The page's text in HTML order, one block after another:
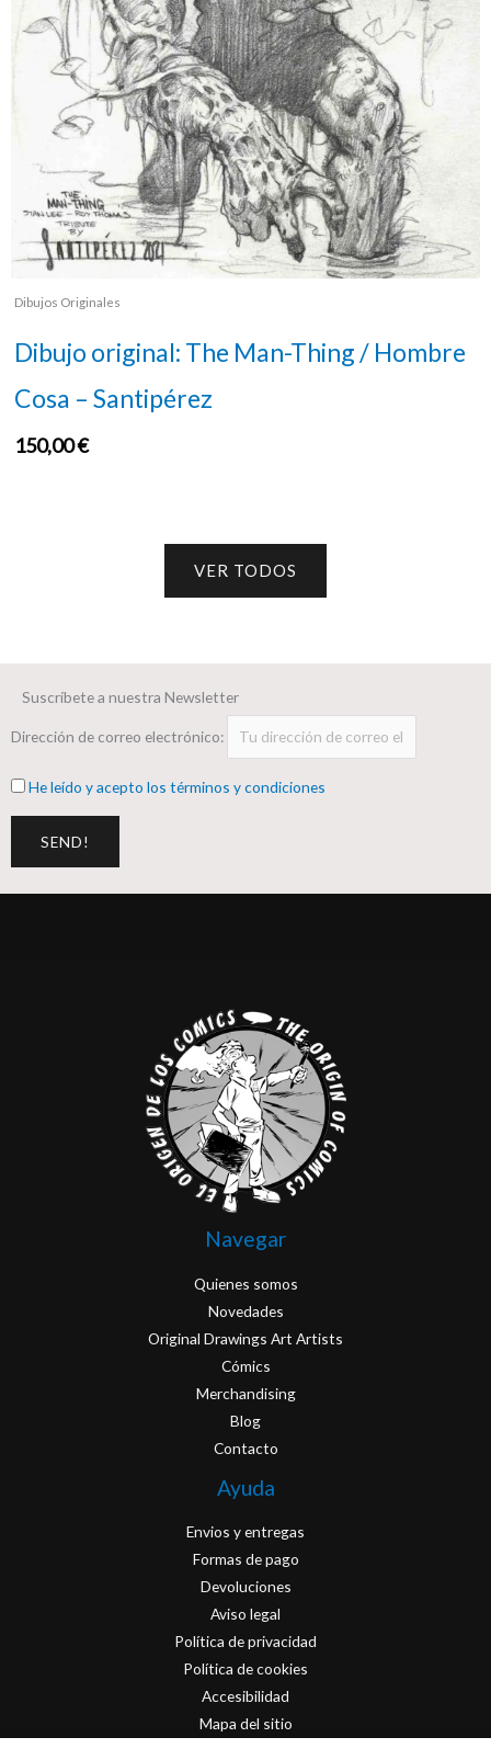
Dibujos Originales
Dibujo original: The Man-Thing / Hombre
Cosa – Santipérez
150,00€
VER TODOS
Suscríbete a nuestra Newsletter
Dirección de correo electrónico:
He leído y acepto los términos y condiciones
Navegar
Quienes somos
Novedades
Original Drawings Art Artists
Cómics
Merchandising
Blog
Contacto
Ayuda
Envios y entregas
Formas de pago
Devoluciones
Aviso legal
Política de privacidad
Política de cookies
Accesibilidad
Mapa del sitio